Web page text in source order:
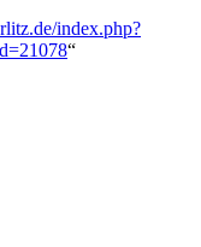
index.php?
“